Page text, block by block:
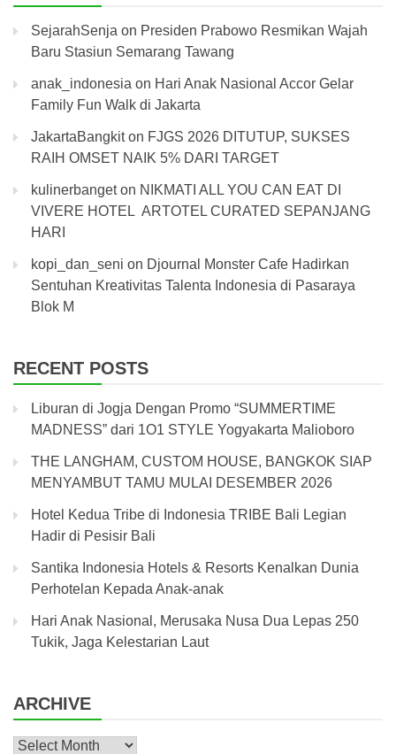
SejarahSenja on Presiden Prabowo Resmikan Wajah
Baru Stasiun Semarang Tawang
anak_indonesia on Hari Anak Nasional Accor Gelar
Family Fun Walk di Jakarta
JakartaBangkiton FJGS 2026 DITUTUP, SUKSES
RAIH OMSET NAIK 5% DARI TARGET
kulinerbangeton NIKMATI ALL YOU CAN EAT DI
VIVERE HOTEL ARTOTEL CURATED SEPANJANG
HARI
kopi_dan_seni on Djournal Monster Cafe Hadirkan
Sentuhan Kreativitas Talenta Indonesia di Pasaraya
Blok M
RECENT POSTS
Liburan di Jogja Dengan Promo “SUMMERTIME
MADNESS” dari 1O1 STYLE Yogyakarta Malioboro
THE LANGHAM, CUSTOM HOUSE, BANGKOK SIAP
MENYAMBUT TAMU MULAI DESEMBER 2026
Hotel Kedua Tribe di Indonesia TRIBE Bali Legian
Hadir di Pesisir Bali
Santika Indonesia Hotels & Resorts Kenalkan Dunia
Perhotelan Kepada Anak-anak
Hari Anak Nasional, Merusaka Nusa Dua Lepas 250
Tukik, Jaga Kelestarian Laut
ARCHIVE
Archive